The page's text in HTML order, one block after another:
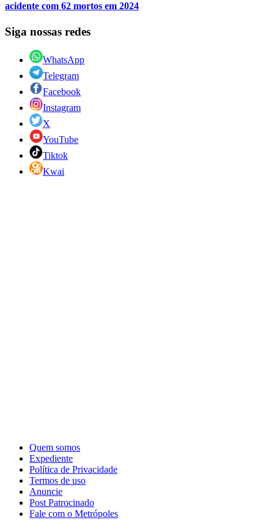
acidente com 62 mortos em 2024
Siga nossas redes
WhatsApp
Telegram
Facebook
Instagram
X
YouTube
Tiktok
Kwai
Quem somos
Expediente
Política de Privacidade
Termos de uso
Anuncie
Post Patrocinado
Fale com o Metrópoles